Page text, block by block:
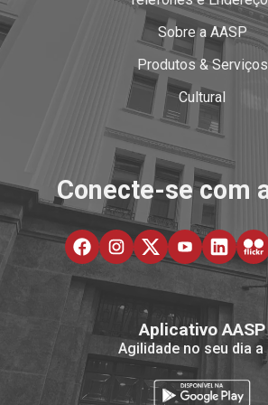
Sobre a AASP
Produtos & Serviços
Cultural
Conecte-se com
Aplicativo AASP
Agilidade no seu dia a